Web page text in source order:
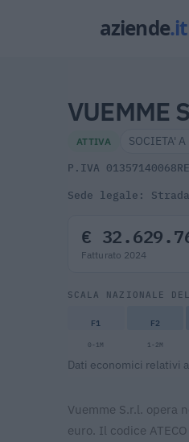
VUEMME
ATTIVA SOCIETA'
P.IVA 01357140068
Sede legale:
€
Fatturato 2024
SCALA NAZIONALE
F1 F2
0-1M 1-2M
Dati economici relativi
Vuemme S.r.l. opera
euro. Il codice